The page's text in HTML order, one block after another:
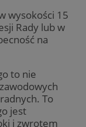
wysokości 15
Rady lub w
na
to nie
To
jest
i zwrotem